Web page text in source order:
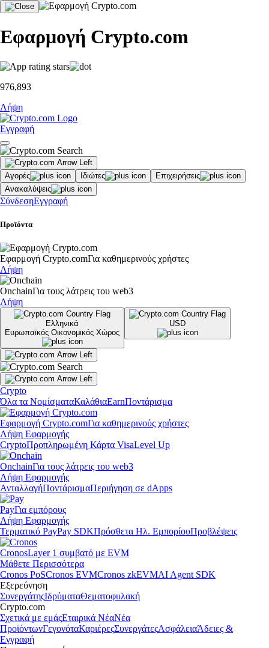
Εφαρμογή Crypto.com
976,893
Λήψη
Εγγραφή
Αγορές Ιδιώτες
Επιχειρήσεις
Ανακαλύψεις
ΣύνδεσηΕγγραφή
Προϊόντα
Εφαρμογή Crypto.comΓια καθημερινούς χρήστες
Λήψη
OnchainΓια τους λάτρεις του web3
Λήψη
Ελληνικά
Ευρωπαϊκός Οικονομικός Χώρος
USD
Crypto
Όλα τα ΝομίσματαΚαλάθιαEarnΠοντάρισμα
Εφαρμογή Crypto.comΓια καθημερινούς χρήστες
Λήψη Εφαρμογής
CryptoΠροπληρωμένη Κάρτα VisaLevel Up
OnchainΓια τους λάτρεις του web3
Λήψη Εφαρμογής
ΑνταλλαγήΠοντάρισμαΠεριήγηση σε dApps
PayΓια εμπόρους
Λήψη Εφαρμογής
Τερματικό PayPay SDKΠρόσθετα Ηλ. ΕμπορίουΠροβλέψεις
CronosLayer 1 συμβατό με EVM
Μάθετε Περισσότερα
Cronos PoSCronos EVMCronos zkEVMAI Agent SDK
Εξερεύνηση
ΣυνεργάτηςΙδρύματαΘεματοφυλακή
Crypto.com
Σχετικά με εμάςΕταιρικά ΝέαΝέα
ΠροϊόντωνΓεγονόταΚαριέρεςΣυνεργάτεςΑσφάλειαΆδειες &
Εγγραφή